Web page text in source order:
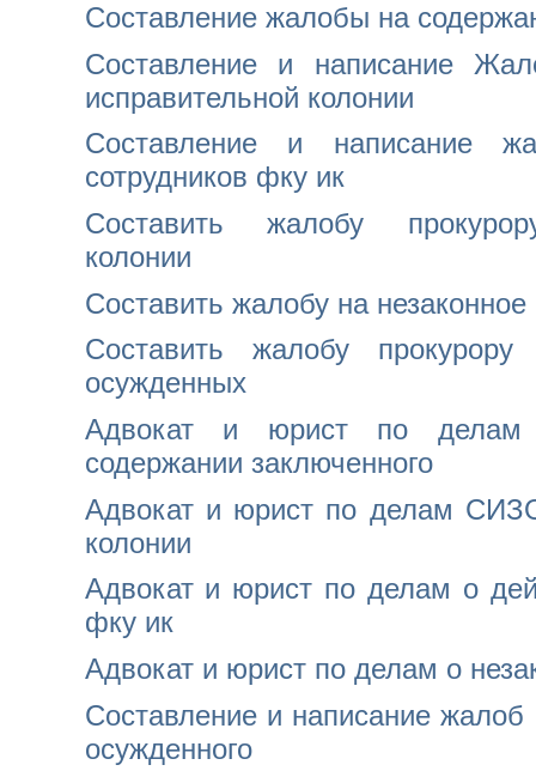
Составление жалобы на
Составление и написание
исправительной колонии
Составление и написание
сотрудников фку ик
Составить жалобу
колонии
Составить жалобу на
Составить жалобу
осужденных
Адвокат и юрист по делам
содержании заключенного
Адвокат и юрист по делам
колонии
Адвокат и юрист по делам о
фку ик
Адвокат и юрист по делам о
Составление и написание
осужденного